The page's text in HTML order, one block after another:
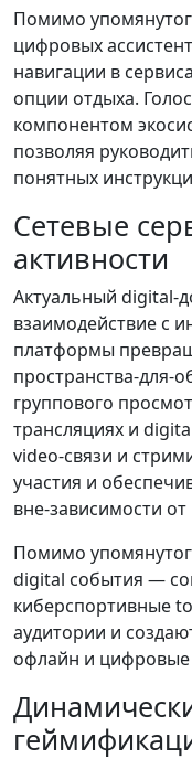
Помимо
цифровых
навигации в
опции отдыха.
компонентом
позволяя
понятных
Сетевые
активности
Актуальный digital-
взаимодействие с
платформы
пространства-для-
группового
трансляциях и
video-связи и
участия и
вне-зависимости
Помимо
digital события —
киберспортивные
аудитории и
офлайн и